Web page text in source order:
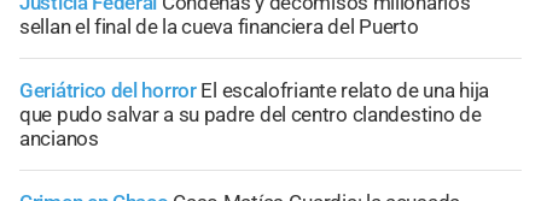
sellan el final de la cueva financiera del Puerto
Geriátrico del horror El escalofriante relato de una hija
que pudo salvar a su padre del centro clandestino de
ancianos